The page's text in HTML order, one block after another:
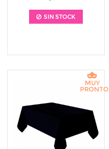
SIN STOCK
MUY
PRONTO